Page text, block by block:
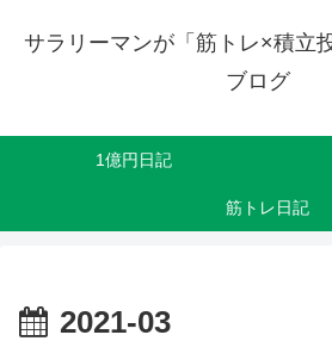
サラリーマンが「筋トレ×積立
ブログ
1億円日記
筋トレ日記
2021-03